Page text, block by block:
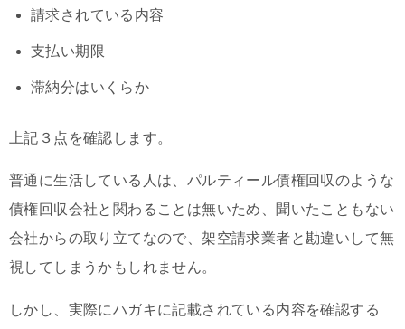
請求されている内容
支払い期限
滞納分はいくらか
上記３点を確認します。
普通に生活している人は、パルティール債権回収のような
債権回収会社と関わることは無いため、聞いたこともない
会社からの取り立てなので、架空請求業者と勘違いして無
視してしまうかもしれません。
しかし、実際にハガキに記載されている内容を確認する